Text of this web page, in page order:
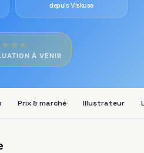
depuis Viskuse
★ ★ ★
À VENIR
Prix & marché Illustrateur